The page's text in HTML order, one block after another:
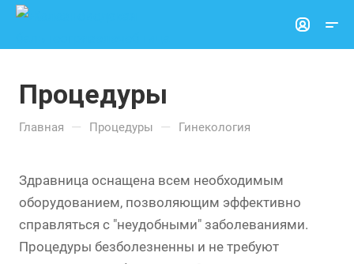
Процедуры
Главная — Процедуры — Гинекология
Здравница оснащена всем необходимым
оборудованием, позволяющим эффективно
справляться с "неудобными" заболеваниями.
Процедуры безболезненны и не требуют